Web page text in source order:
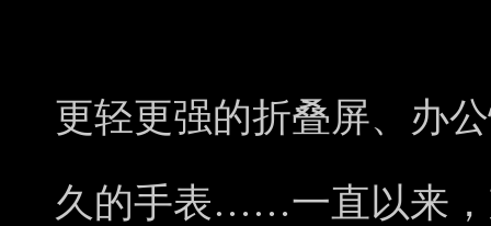
更轻更强的折叠屏、办
久的手表……一直以来，